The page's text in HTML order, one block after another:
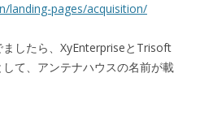
landing-pages/acquisition/
したら、XyEnterpriseとTrisoft
て、アンテナハウスの名前が載